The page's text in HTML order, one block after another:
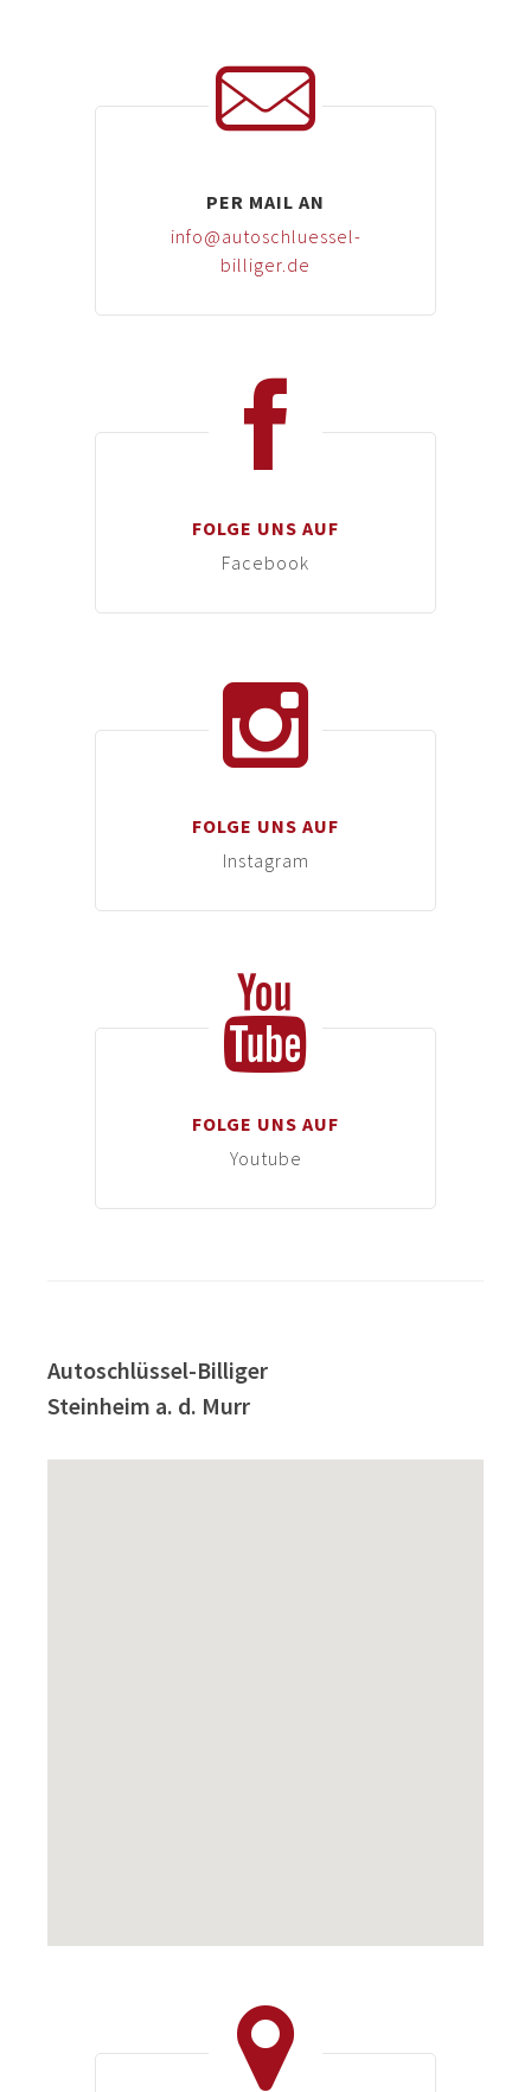
PER MAIL AN
info@autoschluessel-
billiger.de
FOLGE UNS AUF
Facebook
FOLGE UNS AUF
Instagram
FOLGE UNS AUF
Youtube
Autoschlüssel-Billiger
Steinheim a. d. Murr